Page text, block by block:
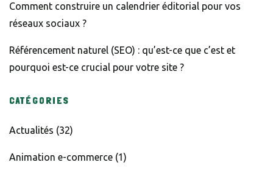
Comment construire un calendrier éditorial pour vos
réseaux sociaux ?
Référencement naturel (SEO) : qu’est-ce que c’est et
pourquoi est-ce crucial pour votre site ?
CATÉGORIES
Actualités (32)
Animation e-commerce (1)